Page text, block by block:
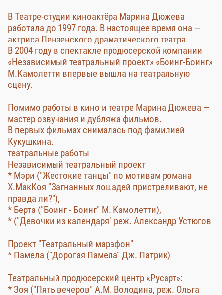
В Театре-студии киноактёра Марина Дюжева
работала до 1997 года. В настоящее время она —
актриса Пензенского драматического театра.
В 2004 году в спектакле продюсерской компании
«Независимый театральный проект» «Боинг-Боинг»
М.Камолетти впервые вышла на театральную
сцену.
Помимо работы в кино и театре Марина Дюжева —
мастер озвучания и дубляжа фильмов.
В первых фильмах снималась под фамилией
Кукушкина.
театральные работы
Независимый театральный проект
* Мэри ("Жестокие танцы" по мотивам романа
Х.МакКоя "Загнанных лошадей пристреливают, не
правда ли?"),
* Берта ("Боинг - Боинг" М. Камолетти),
* ("Девочки из календаря" реж. Александр Устюгов
Проект "Театральный марафон"
* Памела ("Дорогая Памела" Дж. Патрик)
Театральный продюсерский центр «Русарт»:
* Зоя ("Пять вечеров" А.М. Володина, реж. Ольга